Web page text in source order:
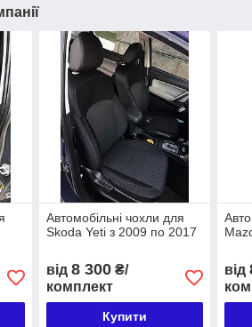
Автомобільні чохли для
Skoda Yeti з 2009 по 2017
від 8 300₴/
комплект
Купити
від